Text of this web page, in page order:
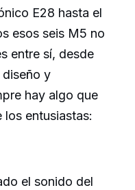
E28 hasta el
esos seis M5 no
entre sí, desde
y
hay algo que
los entusiastas:
el sonido del